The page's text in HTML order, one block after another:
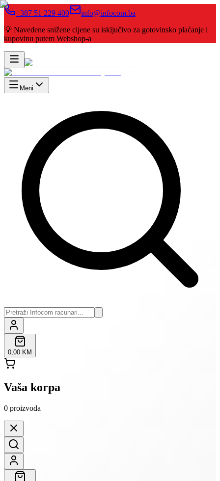
+387 51 229 400
info@infocom.ba
💡 Navedene snižene cijene su isključivo za gotovinsko plaćanje i
kupovinu putem Webshop-a
Meni
0,00 KM
Vaša korpa
0 proizvoda